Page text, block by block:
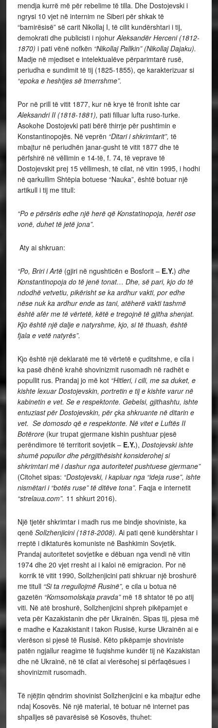
mendja kurrë më për rebelime të tilla. Dhe Dostojevski i
ngrysi 10 vjet në internim ne Siberi për shkak të
“bamirësisë” së carit Nikollaj I, të cilit kundërshtari i tij,
demokrati dhe publicisti i njohurAleksandër Herceni (1812-
1870) i pati vënë nofkën “Nikollaj Pallkin” (Nikollaj Dajaku).
Madje në mjediset e intelektualëve përparimtarë rusë,
periudha e sundimit të tij (1825-1855), qe karakterizuar si
“epoka e heshtjes së tmerrshme”.
Por në prill të vitit 1877, kur në krye të fronit ishte car
Aleksandri II (1818-1881), pati filluar lufta ruso-turke.
Asokohe Dostojevki pati bërë thirrje për pushtimin e
Konstantinopojës. Në veprën “Ditari i shkrimtarit”, të
mbajtur në periudhën janar-gusht të vitit 1877 dhe të
përfshirë në vëllimin e 14-të, f. 74, të veprave të
Dostojevskit prej 15 vëllimesh, të cilat, në vitin 1995, i hodhi
në qarkullim Shtëpia botuese “Nauka”, është botuar një
artikull i tij me titull:
“Po e përsëris edhe një herë që Konstatinopoja, herët ose
vonë, duhet të jetë jona”.
Aty ai shkruan:
“Po, Briri i Artë (gjiri në ngushticën e Bosforit – E.Y.) dhe
Konstantinopoja do të jenë tonat… Dhe, së pari, kjo do të
ndodhë vetvetiu, pikërisht se ka ardhur vakti, por edhe
nëse nuk ka ardhur ende as tani, atëherë vakti tashmë
është afër me të vërtetë, këtë e tregojnë të gjitha shenjat.
Kjo është një dalje e natyrshme, kjo, si të thuash, është
fjala e vetë natyrës”.
Kjo është një deklaratë me të vërtetë e çuditshme, e cila i
ka pasë dhënë krahë shovinizmit rusomadh në radhët e
popullit rus. Prandaj jo më kot “Hitleri, i cili, me sa duket, e
kishte lexuar Dostojevskin, portretin e tij e kishte varur në
kabinetin e vet. Se e respektonte. Gebelsi, gjithashtu, ishte
entuziast për Dostojevskin, për çka shkruante në ditarin e
vet. Se domosdo që e respektonte. Në vitet e Luftës II
Botërore(kur trupat gjermane kishin pushtuar pjesë
perëndimore të territorit sovjetik – E.Y.), Dostojevski ishte
shumë popullor dhe përgjithësisht konsiderohej si
shkrimtari më i dashur nga autoritetet pushtuese gjermane”
(Citohet sipas: “Dostojevski, i kapluar nga “ideja ruse”, ishte
nismëtari i “botës ruse” të ditëve tona”. Faqja e internetit
“strelaua.com”. 11 shkurt 2016).
Një tjetër shkrimtar i madh rus me bindje shoviniste, ka
qenë Sollzhenjicini (1818-2008). Ai pati qenë kundërshtar i
rreptë i diktaturës komuniste në Bashkimin Sovjetik.
Prandaj autoritetet sovjetike e dëbuan nga vendi në vitin
1974 dhe 20 vjet rresht ai i kaloi në emigracion. Por në
korrik të vitit 1990, Sollzhenjicini pati shkruar një broshurë
me titull “Si ta rregullojmë Rusinë”, e cila u botua në
gazetën “Komsomolskaja pravda” më 18 shtator të po atij
viti. Në atë broshurë, Sollzhenjicini shpreh pikëpamjet e
veta për Kazakistanin dhe për Ukrainën. Sipas tij, pjesa më
e madhe e Kazakistanit i takon Rusisë, kurse Ukrainën ai e
vlerëson si pjesë të Rusisë. Këto pikëpamje shoviniste
patën ngjallur reagime të fuqishme kundër tij në Kazakistan
dhe në Ukrainë, në të cilat ai vlerësohej si përfaqësues i
shovinizmit rusomadh.
Të njëjtin qëndrim shovinist Sollzhenjicini e ka mbajtur edhe
ndaj Kosovës. Në një material, të botuar në internet pas
shpalljes së pavarësisë së Kosovës, thuhet: